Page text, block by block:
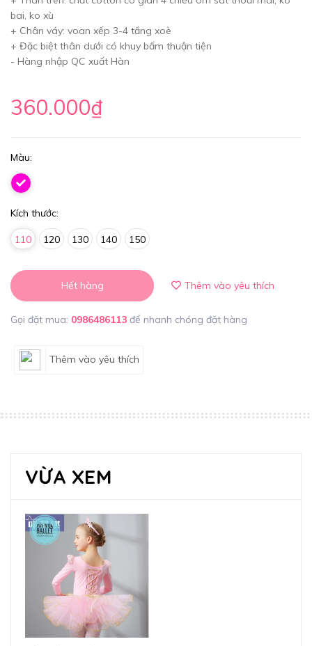
bai, ko xù
+ Chân váy: voan xếp 3-4 tầng xoè
+ Đặc biệt thân dưới có khuy bấm thuận tiện
- Hàng nhập QC xuất Hàn
360.000₫
Màu:
Kích thước:
110 120 130 140 150
Hết hàng Thêm vào yêu thích
Gọi đặt mua: 0986486113 để nhanh chóng đặt hàng
Thêm vào yêu thích
VỪA XEM